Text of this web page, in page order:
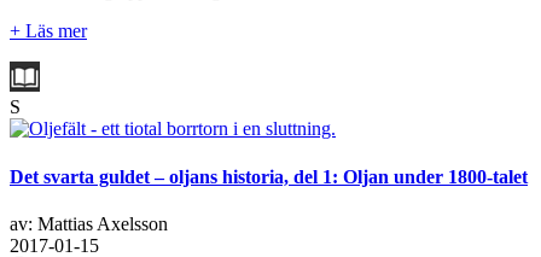
+ Läs mer
S
Det svarta guldet – oljans historia, del 1: Oljan under 1800-talet
av: Mattias Axelsson
2017-01-15